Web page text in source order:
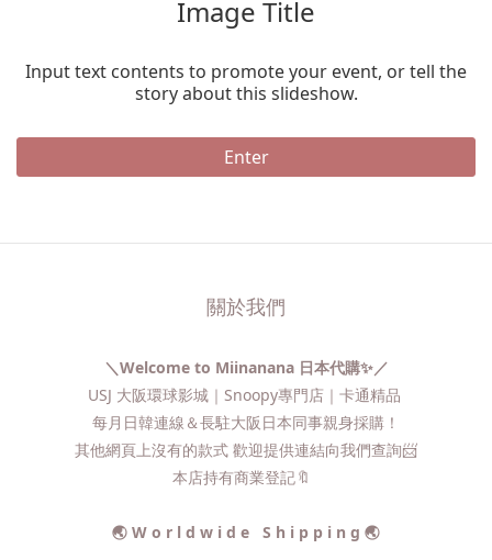
Image Title
Input text contents to promote your event, or tell the
story about this slideshow.
Enter
關於我們
＼Welcome to Miinanana 日本代購✨／
USJ 大阪環球影城｜Snoopy專門店｜卡通精品
每月日韓連線＆長駐大阪日本同事親身採購！
其他網頁上沒有的款式 歡迎提供連結向我們查詢📨​
本店持有商業登記🔖
🌏 W o r l d w i d e S h i p p i n g 🌏